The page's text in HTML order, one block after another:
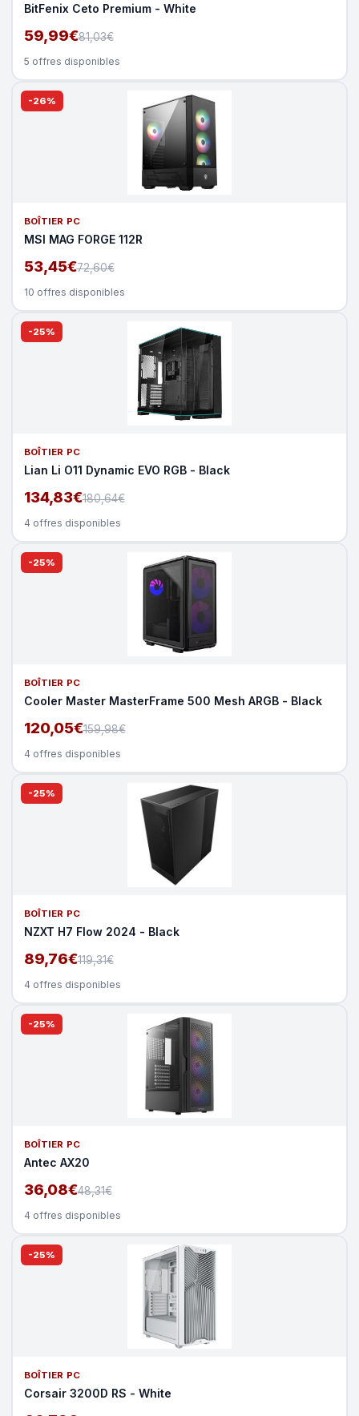
BitFenix Ceto Premium - White
59,99€81,03€
5 offres disponibles
-26%
BOÎTIER PC
MSI MAG FORGE 112R
53,45€72,60€
10 offres disponibles
-25%
BOÎTIER PC
Lian Li O11 Dynamic EVO RGB - Black
134,83€180,64€
4 offres disponibles
-25%
BOÎTIER PC
Cooler Master MasterFrame 500 Mesh ARGB - Black
120,05€159,98€
4 offres disponibles
-25%
BOÎTIER PC
NZXT H7 Flow 2024 - Black
89,76€119,31€
4 offres disponibles
-25%
BOÎTIER PC
Antec AX20
36,08€48,31€
4 offres disponibles
-25%
BOÎTIER PC
Corsair 3200D RS - White